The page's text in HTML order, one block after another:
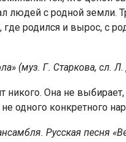
людей с родной земли.
родился и вырос, с
(муз. Г. Старкова, сл.
Она не выбирает,
одного конкретного
Русская песня